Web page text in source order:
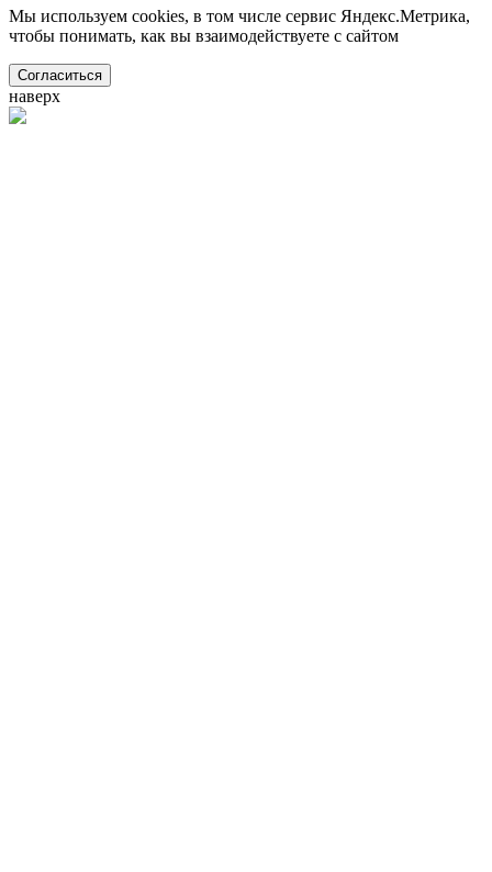
Мы используем cookies, в том числе сервис Яндекс.Метрика,
чтобы понимать, как вы взаимодействуете с сайтом
Согласиться
наверх